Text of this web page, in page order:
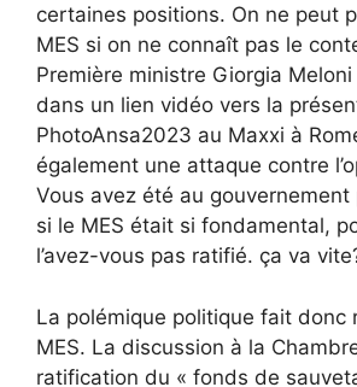
certaines positions. On ne peut
MES si on ne connaît pas le
Première ministre Giorgia Meloni
dans un lien vidéo vers la
PhotoAnsa2023 au Maxxi à
également une attaque contre
Vous avez été au
si le MES était si fondamental,
l’avez-vous pas ratifié. ça va
La polémique politique fait donc
MES. La discussion à la
ratification du « fonds de